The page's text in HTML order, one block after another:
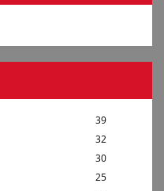
39
32
30
25